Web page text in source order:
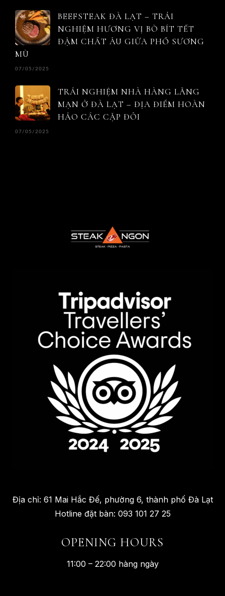
BEEFSTEAK ĐÀ LẠT – TRẢI
NGHIỆM HƯƠNG VỊ BÒ BÍT TẾT
ĐẬM CHẤT ÂU GIỮA PHỐ SƯƠNG
MÙ
07/05/2025
TRẢI NGHIỆM NHÀ HÀNG LÃNG
MẠN Ở ĐÀ LẠT – ĐỊA ĐIỂM HOÀN
HẢO CÁC CẶP ĐÔI
07/05/2025
Địa chỉ: 61 Mai Hắc Đế, phường 6, thành phố Đà Lạt
Hotline đặt bàn: 093 101 27 25
OPENING HOURS
11:00 – 22:00 hàng ngày